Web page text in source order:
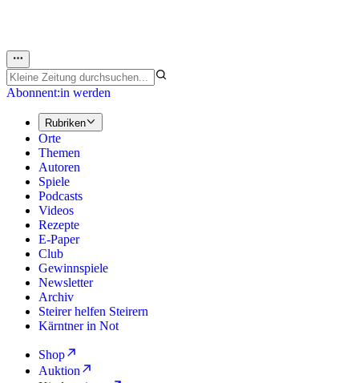
Abonnent:in werden
Rubriken
Orte
Themen
Autoren
Spiele
Podcasts
Videos
Rezepte
E-Paper
Club
Gewinnspiele
Newsletter
Archiv
Steirer helfen Steirern
Kärntner in Not
Shop
Auktion